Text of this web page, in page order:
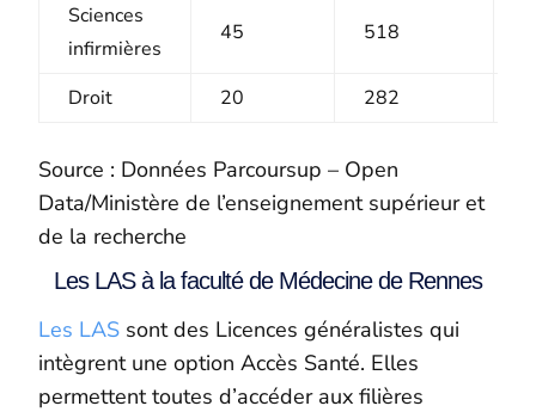
Sciences
infirmières
45 518
Droit 20 282
Source : Données Parcoursup – Open
Data/Ministère de l’enseignement supérieur et
de la recherche
Les LAS à la faculté de Médecine de Rennes
Les LAS sont des Licences généralistes qui
intègrent une option Accès Santé. Elles
permettent toutes d’accéder aux filières